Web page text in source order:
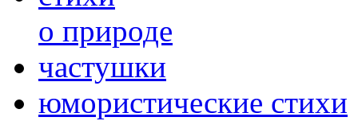
о природе
частушки
юмористические стихи